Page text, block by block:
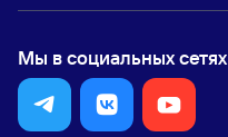
Мы в социальных сетях